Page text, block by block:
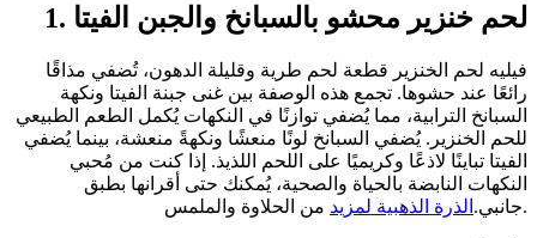
1. لحم خنزير محشو بالسبانخ والجبن الفيتا
فيليه لحم الخنزير قطعة لحم طرية وقليلة الدهون، تُضفي مذاقًا
رائعًا عند حشوها. تجمع هذه الوصفة بين غنى جبنة الفيتا ونكهة
السبانخ الترابية، مما يُضفي توازنًا في النكهات يُكمل الطعم الطبيعي
للحم الخنزير. يُضفي السبانخ لونًا منعشًا ونكهةً منعشة، بينما يُضفي
الفيتا تباينًا لاذعًا وكريميًا على اللحم اللذيذ. إذا كنت من مُحبي
النكهات النابضة بالحياة والصحية، يُمكنك حتى أقرانها بطبق
جانبي. الذرة الذهبية لمزيد من الحلاوة والملمس.